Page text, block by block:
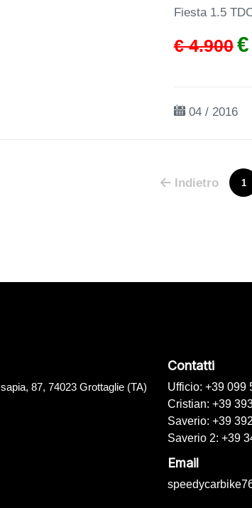
Fiesta 1.5
€ 4.900
04 / 2016
Indietro 1
87, 74023 Grottaglie (TA)
Contatti
Ufficio: +39 099
Cristian: +39
Saverio: +39
Saverio 2: +39
Email